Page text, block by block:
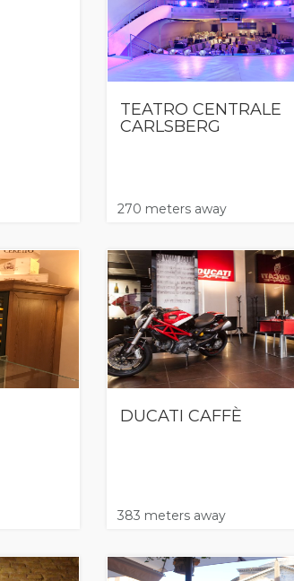
TEATRO CENTRALE
CARLSBERG
270 meters away
DUCATI CAFFÈ
383 meters away